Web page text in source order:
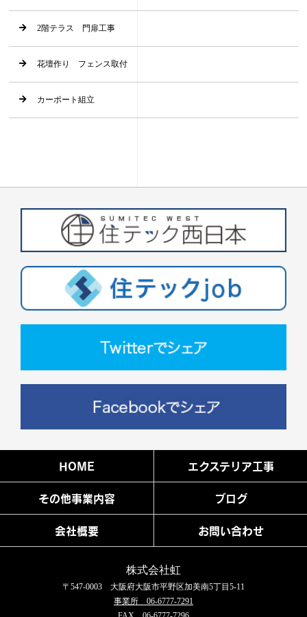
2階テラス 門扉工事
花壇作り フェンス取付
カーポート組立
HOME エクステリア工事
その他事業内容 ブログ
会社概要 お問い合わせ
株式会社虹
〒547-0003 大阪府大阪市平野区加美南5丁目5-11
事業所 06-6777-7291